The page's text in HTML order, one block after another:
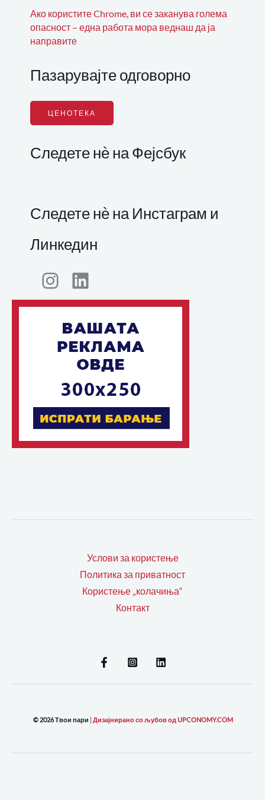
Ако користите Chrome, ви се заканува голема
опасност – една работа мора веднаш да ја
направите
Пазарувајте одговорно
ЦЕНОТЕКА
Следете нѐ на Фејсбук
Следете нѐ на Инстаграм и
Линкедин
Услови за користење
Политика за приватност
Користење „колачиња“
Контакт
© 2026 Твои пари Дизајнирано со љубов од UPCONOMY.COM